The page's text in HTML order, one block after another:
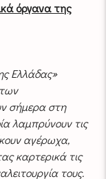
όργανα της
Ελλάδας»
σήμερα στη
λαμπρύνουν τις
αγέρωχα,
καρτερικά τις
τους.